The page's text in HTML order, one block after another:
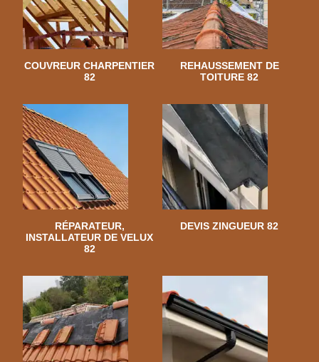
COUVREUR CHARPENTIER
82
REHAUSSEMENT DE
TOITURE 82
RÉPARATEUR,
INSTALLATEUR DE VELUX
82
DEVIS ZINGUEUR 82